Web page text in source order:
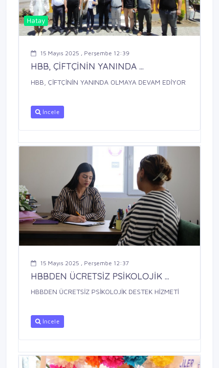
Hatay
15 Mayıs 2025 , Perşembe 12:39
HBB, ÇİFTÇİNİN YANINDA ...
HBB, ÇİFTÇİNİN YANINDA OLMAYA DEVAM EDİYOR
İncele
15 Mayıs 2025 , Perşembe 12:37
HBBDEN ÜCRETSİZ PSİKOLOJİK ...
HBBDEN ÜCRETSİZ PSİKOLOJİK DESTEK HİZMETİ
İncele